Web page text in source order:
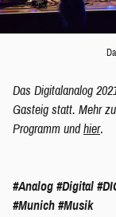
Das Digitalanalog
Gasteig statt. Mehr
Programm undhier.
#Analog #Digital
#Munich #Musik